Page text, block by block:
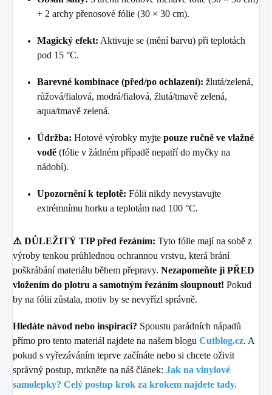
+ 2 archy přenosové fólie (30 × 30 cm).
Magický efekt: Aktivuje se (mění barvu) při teplotách
pod 15 °C.
Barevné kombinace (před/po ochlazení): žlutá/zelená,
růžová/fialová, modrá/fialová, žlutá/tmavě zelená,
aqua/tmavě zelená.
Údržba: Hotové výrobky myjte pouze ručně ve vlažné
vodě (fólie v žádném případě nepatří do myčky na
nádobí).
Upozornění k teplotě: Fólii nikdy nevystavujte
extrémnímu horku a teplotám nad 100 °C.
⚠️ DŮLEŽITÝ TIP před řezáním: Tyto fólie mají na sobě z
výroby tenkou průhlednou ochrannou vrstvu, která brání
poškrábání materiálu během přepravy. Nezapomeňte ji PŘED
vložením do plotru a samotným řezáním sloupnout! Pokud
by na fólii zůstala, motiv by se nevyřízl správně.
Hledáte návod nebo inspiraci? Spoustu parádních nápadů
přímo pro tento materiál najdete na našem blogu Cutblog.cz. A
pokud s vyřezáváním teprve začínáte nebo si chcete oživit
správný postup, mrkněte na náš článek: Jak na vinylové
samolepky? Celý postup krok za krokem najdete tady.